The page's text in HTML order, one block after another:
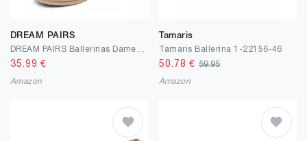
DREAM PAIRS
35.99 €
Amazon
Tamaris
Tamaris Ballerina 1-22156-46
50.78 € 59.95
Amazon